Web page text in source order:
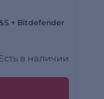
+ Bitdefender
в наличии